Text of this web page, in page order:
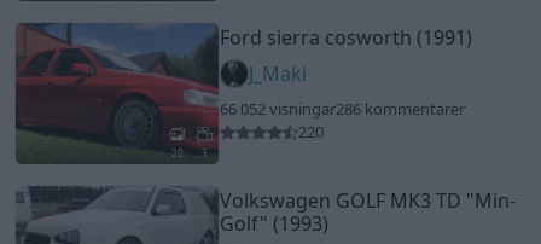
20 3
Ford sierra cosworth (1991)
J_Maki
66 052 visningar286 kommentarer
220
Volkswagen GOLF MK3 TD "Min-
Golf" (1993)